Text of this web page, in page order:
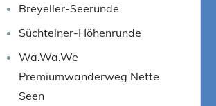
Breyeller-Seerunde
Süchtelner-Höhenrunde
Wa.Wa.We
Premiumwanderweg Nette
Seen